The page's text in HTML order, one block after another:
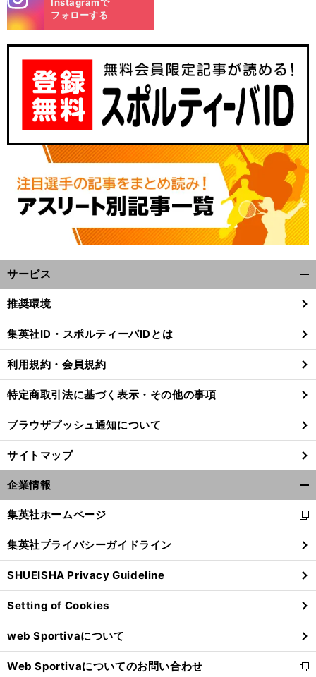
前
へ
m
フォローする
サービス
閉
る
推奨環境
集英社ID・スポルティーバIDとは
利用規約・会員規約
特定商取引法に基づく表示・その他の事項
ブラウザプッシュ通知について
サイトマップ
企業情報
閉
る
集英社ホームページ
新
し
い
ウ
ィ
ン
ド
ウ
で
開
く
集英社プライバシーガイドライン
SHUEISHA Privacy Guideline
Setting of Cookies
web Sportivaについて
Web Sportivaについてのお問い合わせ
新